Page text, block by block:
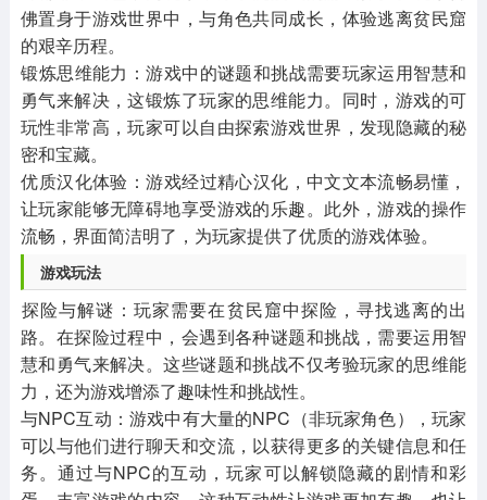
佛置身于游戏世界中，与角色共同成长，体验逃离贫民窟
的艰辛历程。
‌锻炼思维能力‌：游戏中的谜题和挑战需要玩家运用智慧和
勇气来解决，这锻炼了玩家的思维能力。同时，游戏的可
玩性非常高，玩家可以自由探索游戏世界，发现隐藏的秘
密和宝藏。
‌优质汉化体验‌：游戏经过精心汉化，中文文本流畅易懂，
让玩家能够无障碍地享受游戏的乐趣。此外，游戏的操作
流畅，界面简洁明了，为玩家提供了优质的游戏体验。
‌游戏玩法‌
‌探险与解谜‌：玩家需要在贫民窟中探险，寻找逃离的出
路。在探险过程中，会遇到各种谜题和挑战，需要运用智
慧和勇气来解决。这些谜题和挑战不仅考验玩家的思维能
力，还为游戏增添了趣味性和挑战性。
‌与NPC互动‌：游戏中有大量的NPC（非玩家角色），玩家
可以与他们进行聊天和交流，以获得更多的关键信息和任
务。通过与NPC的互动，玩家可以解锁隐藏的剧情和彩